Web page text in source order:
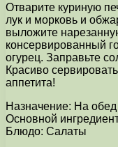
Отварите куриную
лук и морковь и
выложите
консервированный
огурец. Заправьте
Красиво
аппетита!
Назначение: На
Основной
Блюдо: Салаты